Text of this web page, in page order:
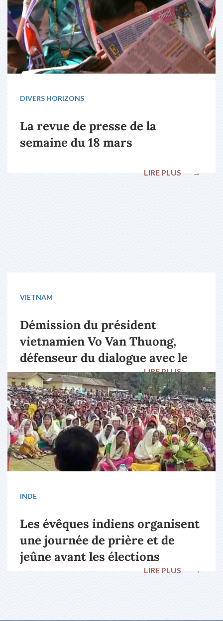
DIVERS HORIZONS
La revue de presse de la
semaine du 18 mars
LIRE PLUS →
VIETNAM
Démission du président
vietnamien Vo Van Thuong,
défenseur du dialogue avec le
pape François
LIRE PLUS →
INDE
Les évêques indiens organisent
une journée de prière et de
jeûne avant les élections
LIRE PLUS →